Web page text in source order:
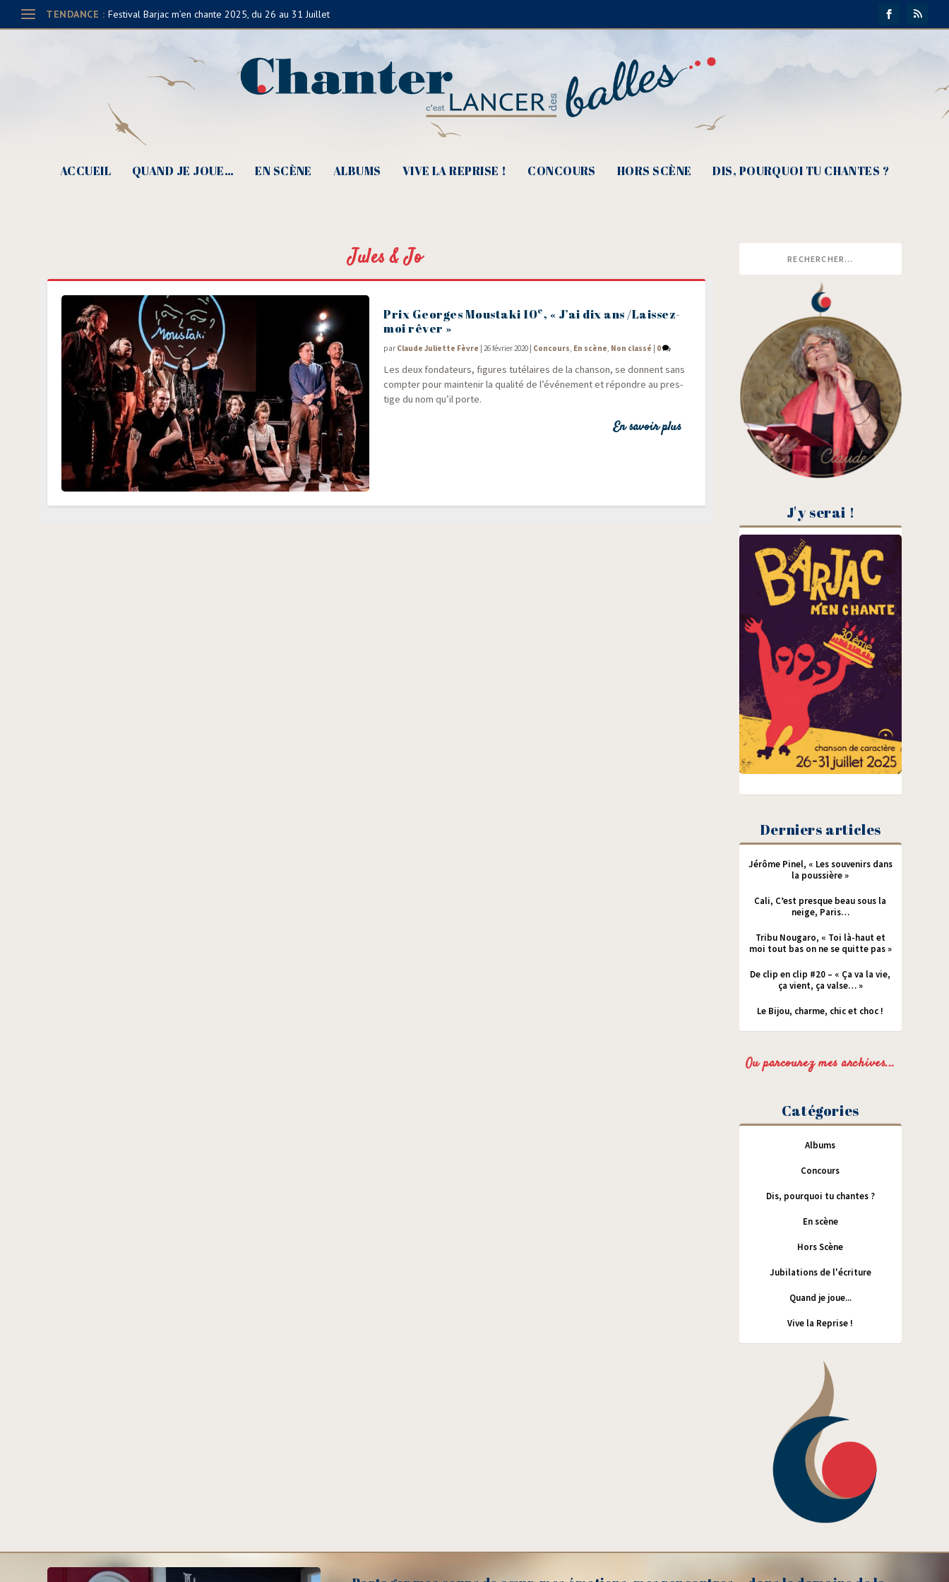
TENDANCE : Festival Barjac m’en chante 2025, du 26 au 31 Juillet
ACCUEIL QUAND JE JOUE… EN SCÈNE ALBUMS VIVE LA REPRISE ! CONCOURS HORS SCÈNE DIS, POURQUOI TU CHANTES ?
Jules & Jo
Prix Georges Moustaki 10e, « J’ai dix ans /​Laissez-
moi rêver »
par Claude Juliette Fèvre |26 février 2020 Concours, En scène, Non classé 0
Les deux fon­da­teurs, figures tuté­laires de la chan­son, se donnent sans
comp­ter pour main­te­nir la qua­li­té de l’événement et répondre au pres­
tige du nom qu’il porte.
En savoir plus
J'y serai !
Derniers articles
Jérôme Pinel, « Les souvenirs dans
la poussière »
Cali, C’est presque beau sous la
neige, Paris…
Tribu Nougaro, « Toi là-haut et
moi tout bas on ne se quitte pas »
De clip en clip #20 – « Ça va la vie,
ça vient, ça valse… »
Le Bijou, charme, chic et choc !
Ou parcourez mes archives...
Catégories
Albums
Concours
Dis, pourquoi tu chantes ?
En scène
Hors Scène
Jubilations de l'écriture
Quand je joue...
Vive la Reprise !